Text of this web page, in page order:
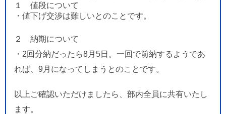
１ 値段について
・値下げ交渉は難しいとのことです。
２ 納期について
・2回分納だったら8月5日。一回で前納するようであ
れば、9月になってしまうとのことです。
以上ご確認いただけましたら、部内全員に共有いたし
ます。